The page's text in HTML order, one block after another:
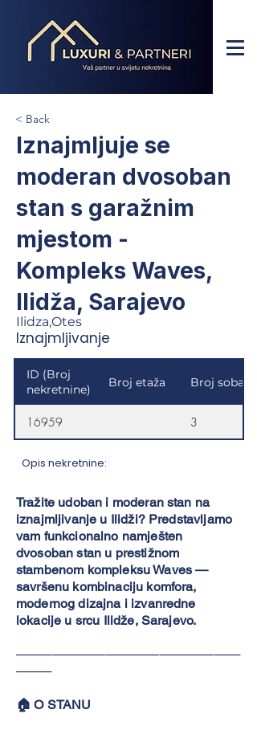
Iznajmljuje se
moderan dvosoban
stan s garažnim
mjestom -
Kompleks Waves,
Ilidža, Sarajevo
Ilidza,Otes
Iznajmljivanje
ID (Broj
nekretnine)
Broj etaža Broj soba
16959 3
Opis nekretnine:
Tražite udoban i moderan stan na
iznajmljivanje u Ilidži? Predstavljamo
vam funkcionalno namješten
dvosoban stan u prestižnom
stambenom kompleksu Waves —
savršenu kombinaciju komfora,
modernog dizajna i izvanredne
lokacije u srcu Ilidže, Sarajevo.
─────────────────────────
────
🏠 O STANU
< Back